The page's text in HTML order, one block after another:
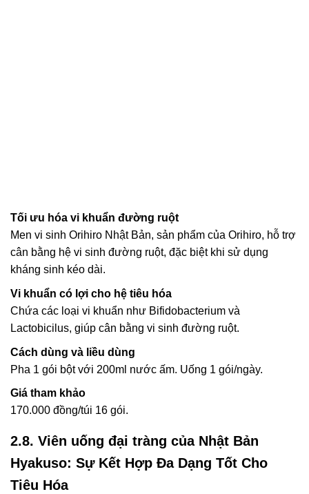
Tối ưu hóa vi khuẩn đường ruột
Men vi sinh Orihiro Nhật Bản, sản phẩm của Orihiro, hỗ trợ
cân bằng hệ vi sinh đường ruột, đặc biệt khi sử dụng
kháng sinh kéo dài.
Vi khuẩn có lợi cho hệ tiêu hóa
Chứa các loại vi khuẩn như Bifidobacterium và
Lactobicilus, giúp cân bằng vi sinh đường ruột.
Cách dùng và liều dùng
Pha 1 gói bột với 200ml nước ấm. Uống 1 gói/ngày.
Giá tham khảo
170.000 đồng/túi 16 gói.
2.8. Viên uống đại tràng của Nhật Bản
Hyakuso: Sự Kết Hợp Đa Dạng Tốt Cho
Tiêu Hóa